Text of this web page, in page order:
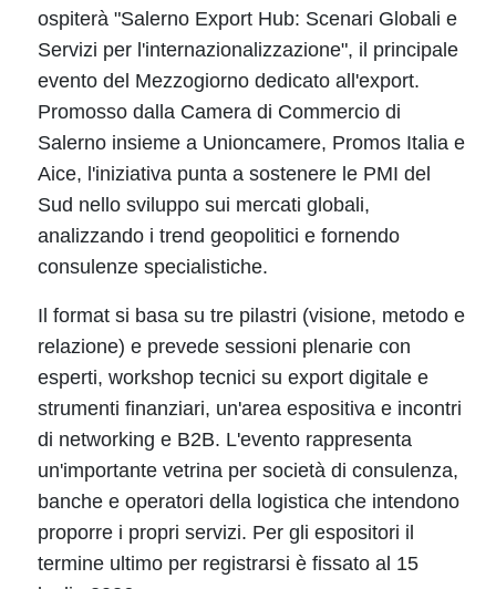
ospiterà "Salerno Export Hub: Scenari Globali e
Servizi per l'internazionalizzazione", il principale
evento del Mezzogiorno dedicato all'export.
Promosso dalla Camera di Commercio di
Salerno insieme a Unioncamere, Promos Italia e
Aice, l'iniziativa punta a sostenere le PMI del
Sud nello sviluppo sui mercati globali,
analizzando i trend geopolitici e fornendo
consulenze specialistiche.
Il format si basa su tre pilastri (visione, metodo e
relazione) e prevede sessioni plenarie con
esperti, workshop tecnici su export digitale e
strumenti finanziari, un'area espositiva e incontri
di networking e B2B. L'evento rappresenta
un'importante vetrina per società di consulenza,
banche e operatori della logistica che intendono
proporre i propri servizi. Per gli espositori il
termine ultimo per registrarsi è fissato al 15